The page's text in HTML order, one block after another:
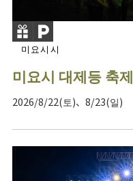
미요시시
미요시 대제등 축제
2026/8/22(토)、8/23(일)